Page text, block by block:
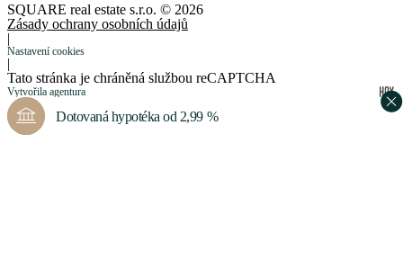
SQUARE real estate s.r.o. © 2026
Zásady ochrany osobních údajů
|
Nastavení cookies
|
Tato stránka je chráněná službou reCAPTCHA
Vytvořila agentura
Dotovaná hypotéka od 2,99 %
Zobrazit více informací